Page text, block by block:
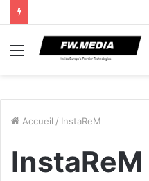
Menu
Accueil / InstaReM
InstaReM